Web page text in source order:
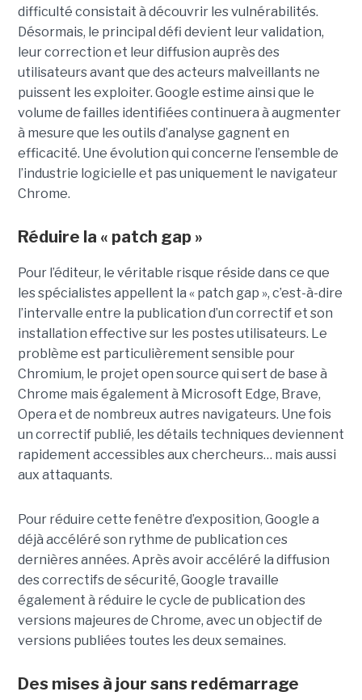
difficulté consistait à découvrir les vulnérabilités.
Désormais, le principal défi devient leur validation,
leur correction et leur diffusion auprès des
utilisateurs avant que des acteurs malveillants ne
puissent les exploiter. Google estime ainsi que le
volume de failles identifiées continuera à augmenter
à mesure que les outils d’analyse gagnent en
efficacité. Une évolution qui concerne l’ensemble de
l’industrie logicielle et pas uniquement le navigateur
Chrome.
Réduire la « patch gap »
Pour l’éditeur, le véritable risque réside dans ce que
les spécialistes appellent la « patch gap », c’est-à-dire
l’intervalle entre la publication d’un correctif et son
installation effective sur les postes utilisateurs. Le
problème est particulièrement sensible pour
Chromium, le projet open source qui sert de base à
Chrome mais également à Microsoft Edge, Brave,
Opera et de nombreux autres navigateurs. Une fois
un correctif publié, les détails techniques deviennent
rapidement accessibles aux chercheurs… mais aussi
aux attaquants.
Pour réduire cette fenêtre d’exposition, Google a
déjà accéléré son rythme de publication ces
dernières années. Après avoir accéléré la diffusion
des correctifs de sécurité, Google travaille
également à réduire le cycle de publication des
versions majeures de Chrome, avec un objectif de
versions publiées toutes les deux semaines.
Des mises à jour sans redémarrage